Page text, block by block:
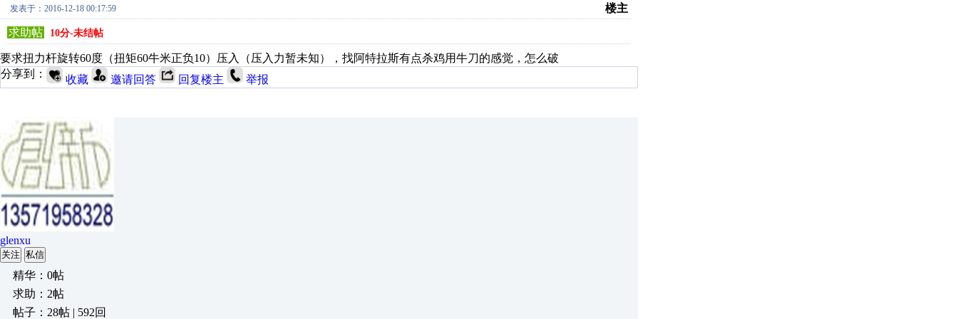
发表于：2016-12-18 00:17:59
楼主
求助帖
10分-未结帖
要求扭力杆旋转60度（扭矩60牛米正负10）压入（压入力暂未知），找阿特拉斯有点杀鸡用牛刀的感觉，怎么破
分享到：
收藏 邀请回答 回复楼主 举报
glenxu
关注 私信
精华：0帖
求助：2帖
帖子：28帖 | 592回